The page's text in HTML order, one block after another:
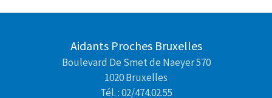
Aidants Proches Bruxelles
Boulevard De Smet de Naeyer 570
1020 Bruxelles
Tél. : 02/474.02.55